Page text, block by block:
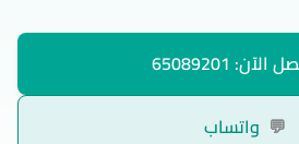
الآن: 65089201
💬 واتساب